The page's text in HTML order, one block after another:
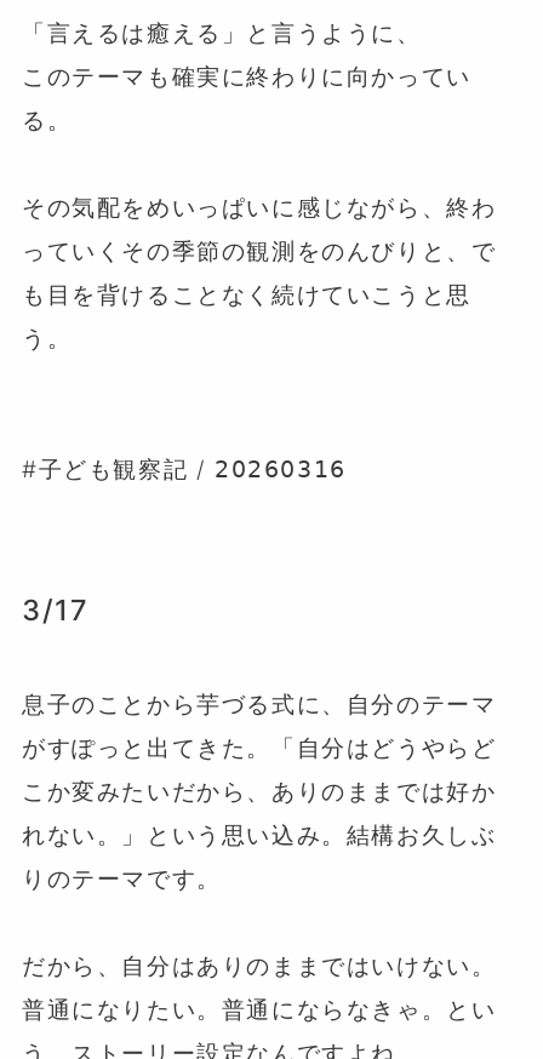
「言えるは癒える」と言うように、
このテーマも確実に終わりに向かってい
る。
その気配をめいっぱいに感じながら、終わ
っていくその季節の観測をのんびりと、で
も目を背けることなく続けていこうと思
う。
#子ども観察記 / 𝟤𝟢𝟤𝟨𝟢𝟥𝟣𝟨
3/17
息子のことから芋づる式に、自分のテーマ
がすぽっと出てきた。「自分はどうやらど
こか変みたいだから、ありのままでは好か
れない。」という思い込み。結構お久しぶ
りのテーマです。
だから、自分はありのままではいけない。
普通になりたい。普通にならなきゃ。とい
う、ストーリー設定なんですよね。